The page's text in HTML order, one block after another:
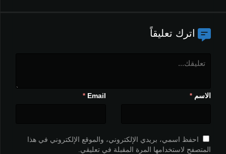
اترك تعليقاً
الاسم *
Email
*
احفظ اسمي، بريدي الإلكتروني، والموقع الإلكتروني في هذا
المتصفح لاستخدامها المرة المقبلة في تعليقي.